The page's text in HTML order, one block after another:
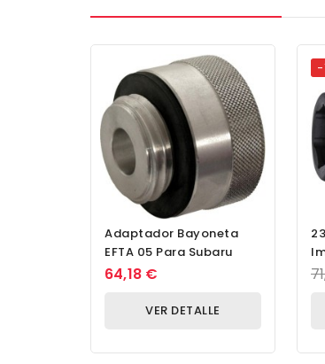
Adaptador Bayoneta
EFTA 05 Para Subaru
64,18 €
VER DETALLE
-